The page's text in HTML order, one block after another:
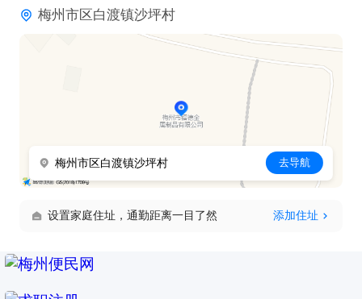
1、购买五险，年终及各类奖金。
2、岗位补贴、高温补助、节日礼品。
3、提供食宿，宿舍有WiFi，空调，热水器2-4人间。
5、团体活动、文体比赛、企业年会等。
欢迎投递简历及电话联系，联系时请说在【梅州直
聘】看见的，谢谢~
梅州市区白渡镇沙坪村
梅州市区白渡镇沙坪村 去导航
设置家庭住址，通勤距离一目了然 添加住址